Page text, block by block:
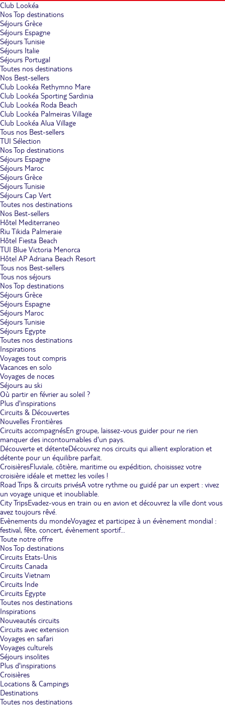
Club Lookéa
Nos Top destinations
Séjours Grèce
Séjours Espagne
Séjours Tunisie
Séjours Italie
Séjours Portugal
Toutes nos destinations
Nos Best-sellers
Club Lookéa Rethymno Mare
Club Lookéa Sporting Sardinia
Club Lookéa Roda Beach
Club Lookéa Palmeiras Village
Club Lookéa Alua Village
Tous nos Best-sellers
TUI Sélection
Nos Top destinations
Séjours Espagne
Séjours Maroc
Séjours Grèce
Séjours Tunisie
Séjours Cap Vert
Toutes nos destinations
Nos Best-sellers
Hôtel Mediterraneo
Riu Tikida Palmeraie
Hôtel Fiesta Beach
TUI Blue Victoria Menorca
Hôtel AP Adriana Beach Resort
Tous nos Best-sellers
Tous nos séjours
Nos Top destinations
Séjours Grèce
Séjours Espagne
Séjours Maroc
Séjours Tunisie
Séjours Egypte
Toutes nos destinations
Inspirations
Voyages tout compris
Vacances en solo
Voyages de noces
Séjours au ski
Où partir en février au soleil ?
Plus d'inspirations
Circuits & Découvertes
Nouvelles Frontières
Circuits accompagnésEn groupe, laissez-vous guider pour ne rien
manquer des incontournables d'un pays.
Découverte et détenteDécouvrez nos circuits qui allient exploration et
détente pour un équilibre parfait.
CroisièresFluviale, côtière, maritime ou expédition, choisissez votre
croisière idéale et mettez les voiles !
Road Trips & circuits privésA votre rythme ou guidé par un expert : vivez
un voyage unique et inoubliable.
City TripsEvadez-vous en train ou en avion et découvrez la ville dont vous
avez toujours rêvé.
Evènements du mondeVoyagez et participez à un évènement mondial :
festival, fête, concert, évènement sportif...
Toute notre offre
Nos Top destinations
Circuits Etats-Unis
Circuits Canada
Circuits Vietnam
Circuits Inde
Circuits Egypte
Toutes nos destinations
Inspirations
Nouveautés circuits
Circuits avec extension
Voyages en safari
Voyages culturels
Séjours insolites
Plus d'inspirations
Croisières
Locations & Campings
Destinations
Toutes nos destinations